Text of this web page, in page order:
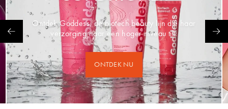
Ontdek Goddess, de biotech beauty lijn die haar
verzorging naar een hoger niveau tilt.
ONTDEK NU